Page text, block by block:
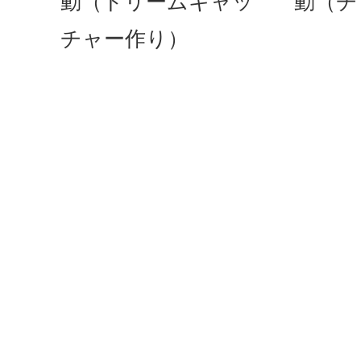
チャー作り）